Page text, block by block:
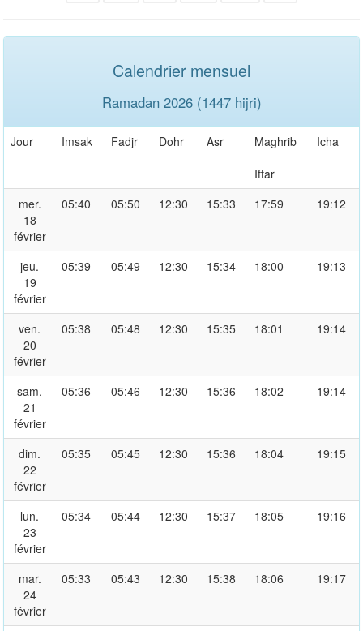
Calendrier mensuel
Ramadan 2026 (1447 hijri)
Jour Imsak Fadjr Dohr Asr
Maghrib
Iftar
Icha
mer.
18
février
05:40 05:50 12:30 15:33 17:59 19:12
jeu.
19
février
05:39 05:49 12:30 15:34 18:00 19:13
ven.
20
février
05:38 05:48 12:30 15:35 18:01 19:14
sam.
21
février
05:36 05:46 12:30 15:36 18:02 19:14
dim.
22
février
05:35 05:45 12:30 15:36 18:04 19:15
lun.
23
février
05:34 05:44 12:30 15:37 18:05 19:16
mar.
24
février
05:33 05:43 12:30 15:38 18:06 19:17